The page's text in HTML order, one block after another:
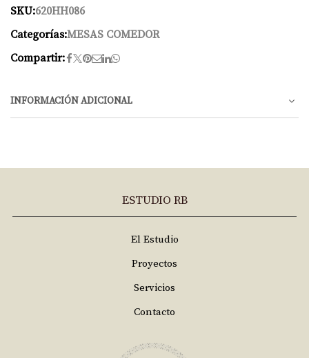
SKU:620HH086
Categorías:MESAS COMEDOR
Compartir:
INFORMACIÓN ADICIONAL
ESTUDIO RB
El Estudio
Proyectos
Servicios
Contacto